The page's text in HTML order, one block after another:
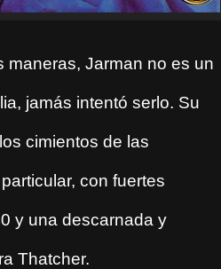
maneras, Jarman no es un
jamás intentó serlo. Su
cimientos de las
con fuertes
y una descarnada y
Thatcher.